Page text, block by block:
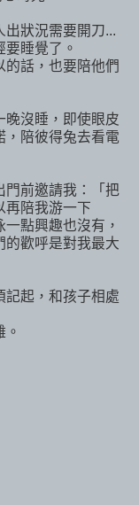
出狀況需要開刀...
睡覺了。
的話，也要陪他們
晚沒睡，即使眼皮
，陪彼得兔去看電
門前邀請我：「把
再陪我游一下
點興趣也沒有，
的歡呼是對我最大
記起，和孩子相處